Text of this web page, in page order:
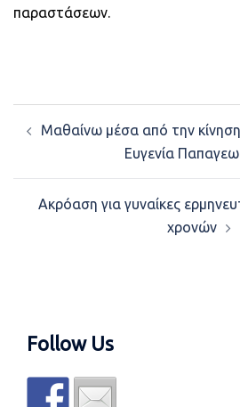
παραστάσεων.
navigation
Μαθαίνω μέσα από την
Ευγενία
Ακρόαση για γυναίκες
χρονών
Follow Us